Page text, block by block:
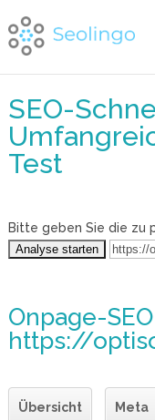
SEO-
Test
Bitte geben Sie die zu
Onpage-
https://
Übersicht Meta